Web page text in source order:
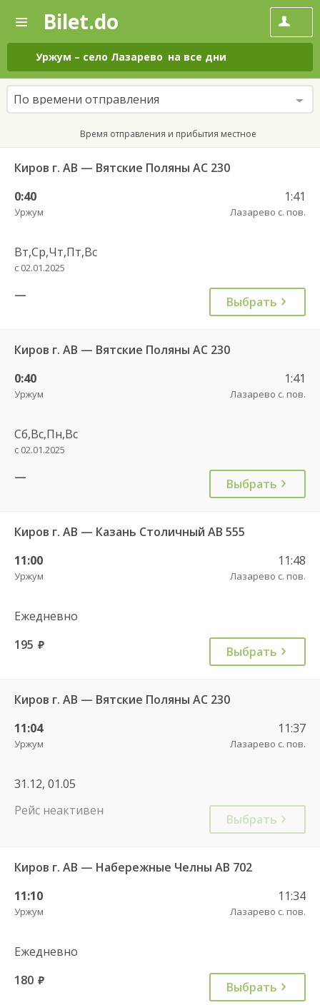
—
Поиск
и
покупка
билетов
на
автобус
онлайн
Bilet.do
Уржум – село Лазарево на все дни
По времени отправления
Время отправления и прибытия местное
Киров г. АВ — Вятские Поляны АС 230
0:40
Уржум
1:41
Лазарево с. пов.
Вт,Ср,Чт,Пт,Вс
с 02.01.2025
— Выбрать
Киров г. АВ — Вятские Поляны АС 230
0:40
Уржум
1:41
Лазарево с. пов.
Сб,Вс,Пн,Вс
с 02.01.2025
— Выбрать
Киров г. АВ — Казань Столичный АВ 555
11:00
Уржум
11:48
Лазарево с. пов.
Ежедневно
195 руб. Выбрать
Киров г. АВ — Вятские Поляны АС 230
11:04
Уржум
11:37
Лазарево с. пов.
31.12, 01.05
Рейс неактивен
Выбрать
Киров г. АВ — Набережные Челны АВ 702
11:10
Уржум
11:34
Лазарево с. пов.
Ежедневно
180 руб. Выбрать